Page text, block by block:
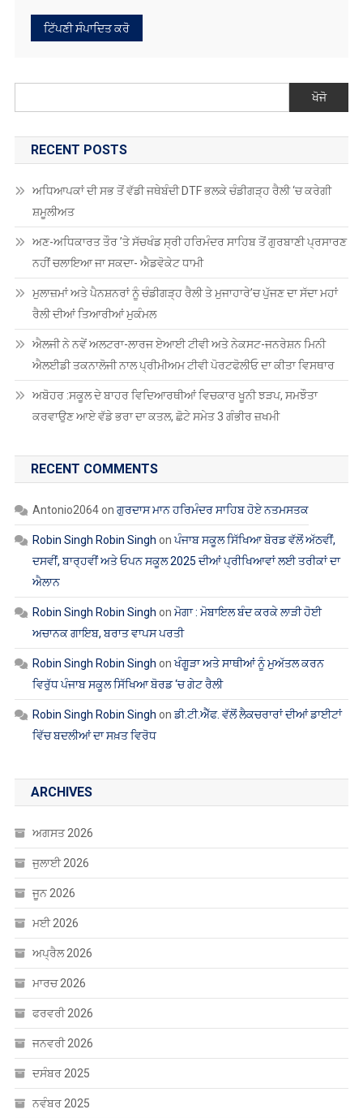
ਖੋਜੋ
RECENT POSTS
ਅਧਿਆਪਕਾਂ ਦੀ ਸਭ ਤੋਂ ਵੱਡੀ ਜਥੇਬੰਦੀ DTF ਭਲਕੇ ਚੰਡੀਗੜ੍ਹ ਰੈਲੀ ‘ਚ ਕਰੇਗੀ
ਸ਼ਮੂਲੀਅਤ
ਅਣ-ਅਧਿਕਾਰਤ ਤੌਰ ’ਤੇ ਸੱਚਖੰਡ ਸ੍ਰੀ ਹਰਿਮੰਦਰ ਸਾਹਿਬ ਤੋਂ ਗੁਰਬਾਣੀ ਪ੍ਰਸਾਰਣ
ਨਹੀਂ ਚਲਾਇਆ ਜਾ ਸਕਦਾ- ਐਡਵੋਕੇਟ ਧਾਮੀ
ਮੁਲਾਜ਼ਮਾਂ ਅਤੇ ਪੈਨਸ਼ਨਰਾਂ ਨੂੰ ਚੰਡੀਗੜ੍ਹ ਰੈਲੀ ਤੇ ਮੁਜਾਹਾਰੇ’ਚ ਪੁੱਜਣ ਦਾ ਸੱਦਾ ਮਹਾਂ
ਰੈਲੀ ਦੀਆਂ ਤਿਆਰੀਆਂ ਮੁਕੰਮਲ
ਐਲਜੀ ਨੇ ਨਵੇਂ ਅਲਟਰਾ-ਲਾਰਜ ਏਆਈ ਟੀਵੀ ਅਤੇ ਨੇਕਸਟ-ਜਨਰੇਸ਼ਨ ਮਿਨੀ
ਐਲਈਡੀ ਤਕਨਾਲੋਜੀ ਨਾਲ ਪ੍ਰੀਮੀਅਮ ਟੀਵੀ ਪੋਰਟਫੋਲੀਓ ਦਾ ਕੀਤਾ ਵਿਸਥਾਰ
ਅਬੋਹਰ :ਸਕੂਲ ਦੇ ਬਾਹਰ ਵਿਦਿਆਰਥੀਆਂ ਵਿਚਕਾਰ ਖੂਨੀ ਝੜਪ, ਸਮਝੌਤਾ
ਕਰਵਾਉਣ ਆਏ ਵੱਡੇ ਭਰਾ ਦਾ ਕਤਲ, ਛੋਟੇ ਸਮੇਤ 3 ਗੰਭੀਰ ਜ਼ਖਮੀ
RECENT COMMENTS
Antonio2064on ਗੁਰਦਾਸ ਮਾਨ ਹਰਿਮੰਦਰ ਸਾਹਿਬ ਹੋਏ ਨਤਮਸਤਕ
Robin Singh Robin Singh onਪੰਜਾਬ ਸਕੂਲ ਸਿੱਖਿਆ ਬੋਰਡ ਵੱਲੋਂ ਅੱਠਵੀਂ,
ਦਸਵੀਂ, ਬਾਰ੍ਹਵੀਂ ਅਤੇ ਓਪਨ ਸਕੂਲ 2025 ਦੀਆਂ ਪ੍ਰੀਖਿਆਵਾਂ ਲਈ ਤਰੀਕਾਂ ਦਾ
ਐਲਾਨ
Robin Singh Robin Singh on ਮੋਗਾ : ਮੋਬਾਇਲ ਬੰਦ ਕਰਕੇ ਲਾੜੀ ਹੋਈ
ਅਚਾਨਕ ਗਾਇਬ, ਬਰਾਤ ਵਾਪਸ ਪਰਤੀ
Robin Singh Robin Singh onਖੰਗੂੜਾ ਅਤੇ ਸਾਥੀਆਂ ਨੂੰ ਮੁਅੱਤਲ ਕਰਨ
ਵਿਰੁੱਧ ਪੰਜਾਬ ਸਕੂਲ ਸਿੱਖਿਆ ਬੋਰਡ ‘ਚ ਗੇਟ ਰੈਲੀ
Robin Singh Robin Singh onਡੀ.ਟੀ.ਐੱਫ. ਵੱਲੋਂ ਲੈਕਚਰਾਰਾਂ ਦੀਆਂ ਡਾਈਟਾਂ
ਵਿੱਚ ਬਦਲੀਆਂ ਦਾ ਸਖ਼ਤ ਵਿਰੋਧ
ARCHIVES
ਅਗਸਤ 2026
ਜੁਲਾਈ 2026
ਜੂਨ 2026
ਮਈ 2026
ਅਪ੍ਰੈਲ 2026
ਮਾਰਚ 2026
ਫਰਵਰੀ 2026
ਜਨਵਰੀ 2026
ਦਸੰਬਰ 2025
ਨਵੰਬਰ 2025